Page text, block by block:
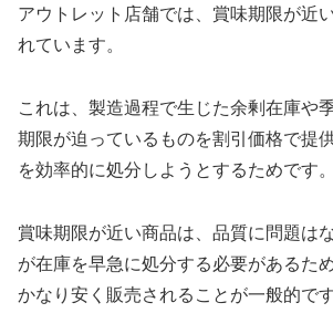
アウトレット店舗では、賞味期限が近
れています。
これは、製造過程で生じた余剰在庫や
期限が迫っているものを割引価格で提
を効率的に処分しようとするためです。
賞味期限が近い商品は、品質に問題は
が在庫を早急に処分する必要があるた
かなり安く販売されることが一般的です